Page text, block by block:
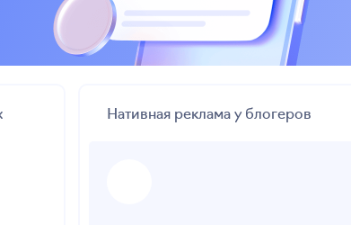
Нативная реклама у блогеров